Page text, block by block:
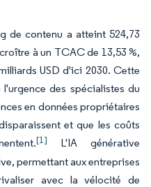
de contenu a atteint 524,73
à un TCAC de 13,53 %,
USD d'ici 2030. Cette
des spécialistes du
en données propriétaires
et que les coûts
[1]
L'IA générative
permettant aux entreprises
avec la vélocité de